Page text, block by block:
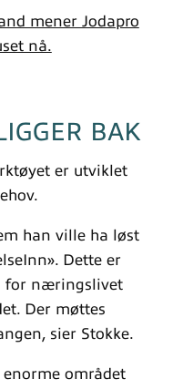
mener Jodapro
nå.
BAK
er utviklet
han ville ha løst
Dette er
for næringslivet
Der møttes
sier Stokke.
området